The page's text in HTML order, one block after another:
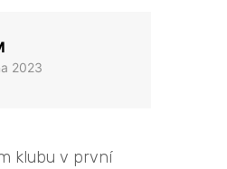
2023
klubu v první